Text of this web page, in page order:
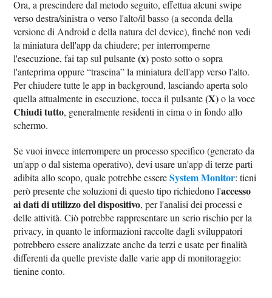
Ora, a prescindere dal metodo seguito, effettua alcuni swipe
verso destra/sinistra o verso l'alto/il basso (a seconda della
versione di Android e della natura del device), finché non vedi
la miniatura dell'app da chiudere; per interromperne
l'esecuzione, fai tap sul pulsante(x)posto sotto o sopra
l'anteprima oppure “trascina” la miniatura dell'app verso l'alto.
Per chiudere tutte le app in background, lasciando aperta solo
quella attualmente in esecuzione, tocca il pulsante(X)o la voce
Chiudi tutto, generalmente residenti in cima o in fondo allo
schermo.
Se vuoi invece interrompere un processo specifico (generato da
un'app o dal sistema operativo), devi usare un'app di terze parti
adibita allo scopo, quale potrebbe essereSystem Monitor: tieni
però presente che soluzioni di questo tipo richiedono l'accesso
ai dati di utilizzo del dispositivo, per l'analisi dei processi e
delle attività. Ciò potrebbe rappresentare un serio rischio per la
privacy, in quanto le informazioni raccolte dagli sviluppatori
potrebbero essere analizzate anche da terzi e usate per finalità
differenti da quelle previste dalle varie app di monitoraggio:
tienine conto.